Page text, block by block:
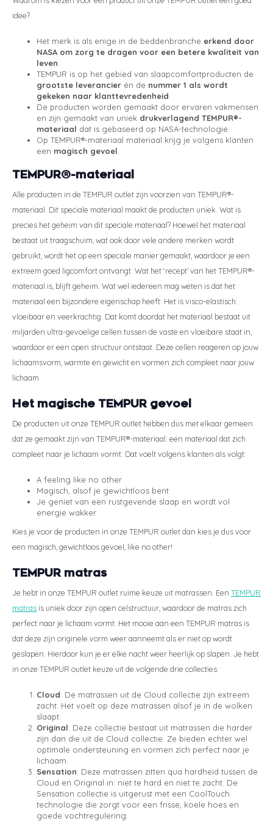
idee?
Het merk is als enige in de beddenbranche erkend door
NASA om zorg te dragen voor een betere kwaliteit van
leven
TEMPUR is op het gebied van slaapcomfortproducten de
grootste leverancier én de nummer 1 als wordt
gekeken naar klanttevredenheid
De producten worden gemaakt door ervaren vakmensen
en zijn gemaakt van uniek drukverlagend TEMPUR®-
materiaal dat is gebaseerd op NASA-technologie.
Op TEMPUR®-materiaal materiaal krijg je volgens klanten
een magisch gevoel
TEMPUR®-materiaal
Alle producten in de TEMPUR outlet zijn voorzien van TEMPUR®-
materiaal. Dit speciale materiaal maakt de producten uniek. Wat is
precies het geheim van dit speciale materiaal? Hoewel het materiaal
bestaat uit traagschuim, wat ook door vele andere merken wordt
gebruikt, wordt het op een speciale manier gemaakt, waardoor je een
extreem goed ligcomfort ontvangt. Wat het ‘recept’ van het TEMPUR®-
materiaal is, blijft geheim. Wat wel iedereen mag weten is dat het
materiaal een bijzondere eigenschap heeft: Het is visco-elastisch:
vloeibaar en veerkrachtig. Dat komt doordat het materiaal bestaat uit
miljarden ultra-gevoelige cellen tussen de vaste en vloeibare staat in,
waardoor er een open structuur ontstaat. Deze cellen reageren op jouw
lichaamsvorm, warmte en gewicht en vormen zich compleet naar jouw
lichaam.
Het magische TEMPUR gevoel
De producten uit onze TEMPUR outlet hebben dus met elkaar gemeen
dat ze gemaakt zijn van TEMPUR®-materiaal: een materiaal dat zich
compleet naar je lichaam vormt. Dat voelt volgens klanten als volgt:
A feeling like no other
Magisch, alsof je gewichtloos bent
Je geniet van een rustgevende slaap en wordt vol
energie wakker
Kies je voor de producten in onze TEMPUR outlet dan kies je dus voor
een magisch, gewichtloos gevoel, like no other!
TEMPUR matras
Je hebt in onze TEMPUR outlet ruime keuze uit matrassen. Een TEMPUR
matras is uniek door zijn open celstructuur, waardoor de matras zich
perfect naar je lichaam vormt. Het mooie aan een TEMPUR matras is
dat deze zijn originele vorm weer aanneemt als er niet op wordt
geslapen. Hierdoor kun je er elke nacht weer heerlijk op slapen. Je hebt
in onze TEMPUR outlet keuze uit de volgende drie collecties:
Cloud: De matrassen uit de Cloud collectie zijn extreem
zacht. Het voelt op deze matrassen alsof je in de wolken
slaapt.
Original: Deze collectie bestaat uit matrassen die harder
zijn dan die uit de Cloud collectie. Ze bieden echter wel
optimale ondersteuning en vormen zich perfect naar je
lichaam.
Sensation: Deze matrassen zitten qua hardheid tussen de
Cloud en Original in: niet te hard en niet te zacht. De
Sensation collectie is uitgerust met een CoolTouch
technologie die zorgt voor een frisse, koele hoes en
goede vochtregulering.